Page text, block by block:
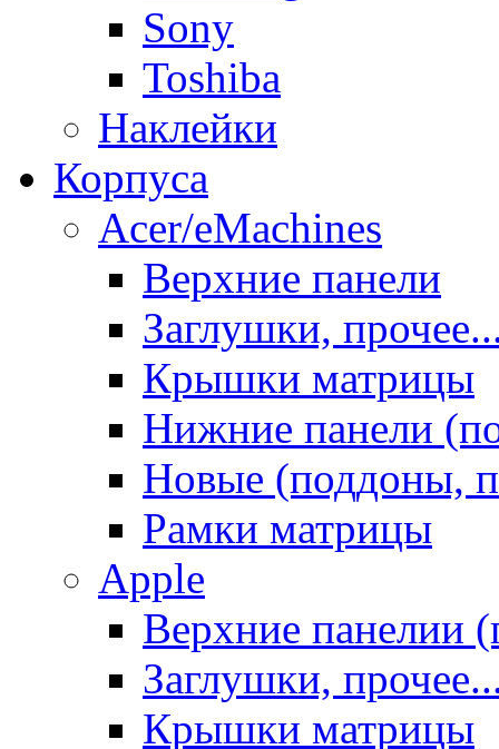
Sony
Toshiba
Наклейки
Корпуса
Acer/eMachines
Верхние панели
Заглушки,
Крышки матрицы
Нижние панели
Новые (поддоны,
Рамки матрицы
Apple
Верхние панелии
Заглушки,
Крышки матрицы